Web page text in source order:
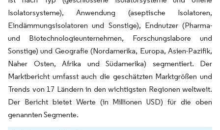
Isolatorsysteme), Anwendung (aseptische Isolatoren,
Eindämmungsisolatoren und Sonstige), Endnutzer (Pharma-
und Biotechnologieunternehmen, Forschungslabore und
Sonstige) und Geografie (Nordamerika, Europa, Asien-Pazifik,
Naher Osten, Afrika und Südamerika) segmentiert. Der
Marktbericht umfasst auch die geschätzten Marktgrößen und
Trends von 17 Ländern in den wichtigsten Regionen weltweit.
Der Bericht bietet Werte (in Millionen USD) für die oben
genannten Segmente.